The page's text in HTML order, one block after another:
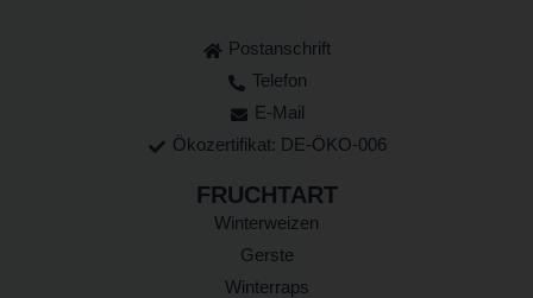
Postanschrift
Telefon
E-Mail
Ökozertifikat: DE-ÖKO-006
FRUCHTART
Winterweizen
Gerste
Winterraps